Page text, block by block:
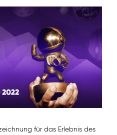
für das Erlebnis des